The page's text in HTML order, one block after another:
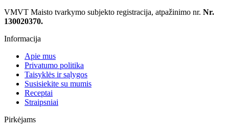
VMVT Maisto tvarkymo subjekto registracija, atpažinimo nr. Nr.
130020370.
Informacija
Apie mus
Privatumo politika
Taisyklės ir sąlygos
Susisiekite su mumis
Receptai
Straipsniai
Pirkėjams